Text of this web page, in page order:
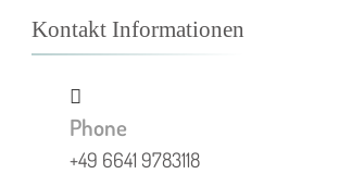
Kontakt Informationen
Phone
+49 6641 9783118